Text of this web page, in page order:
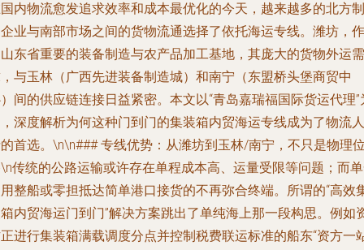
内物流愈发追求效率和成本最优化的今天，越来越多的北方制
业与南部市场之间的货物流通选择了依托海运专线。潍坊，作
东省重要的装备制造与农产品加工基地，其庞大的货物外运需
与玉林（广西先进装备制造城）和南宁（东盟桥头堡商贸中
间的供应链连接日益紧密。本文以“青岛嘉瑞福国际货运代理”
深度解析为何这种门到门的集装箱内贸海运专线成为了物流人
首选。\n\n### 专线优势：从潍坊到玉林/南宁，不只是物理
传统的公路运输或许存在单程成本高、运量受限等问题；而
整船或零担抵达简单港口接货的不再弥合终端。所谓的“高效
内贸海运门到门”解决方案跳出了单纯海上那一段构思。例如
进行集装箱满载调度分点并控制税费联运标准的船东“资方一